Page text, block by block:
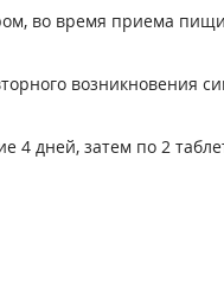
во время приема
возникновения
дней, затем по 2